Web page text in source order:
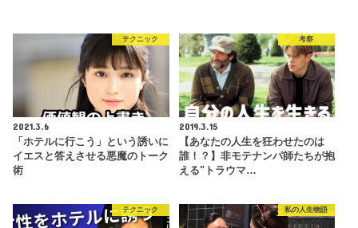
テクニック
2021.3.6
「ホテルに行こう」という誘いに
イエスと答えさせる悪魔のトーク
術
考察
2019.3.15
【あなたの人生を狂わせたのは
誰！？】非モテナンパ師たちが抱
える"トラウマ…
テクニック 私の人生物語